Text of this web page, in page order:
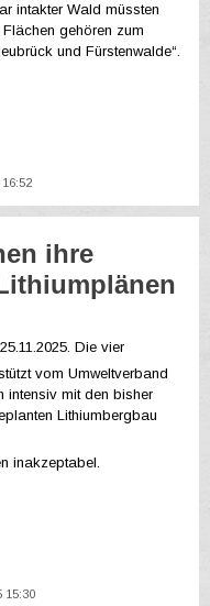
intakter Wald müssten
gehören zum
und Fürstenwalde“.
ihre
Die vier
vom Umweltverband
intensiv mit den bisher
Lithiumbergbau
inakzeptabel.
15:30